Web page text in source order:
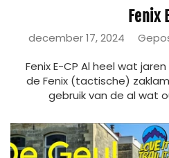
Fenix
december 17, 2024
Fenix E-CP Al heel wat
de Fenix (tactische)
gebruik van de al wat